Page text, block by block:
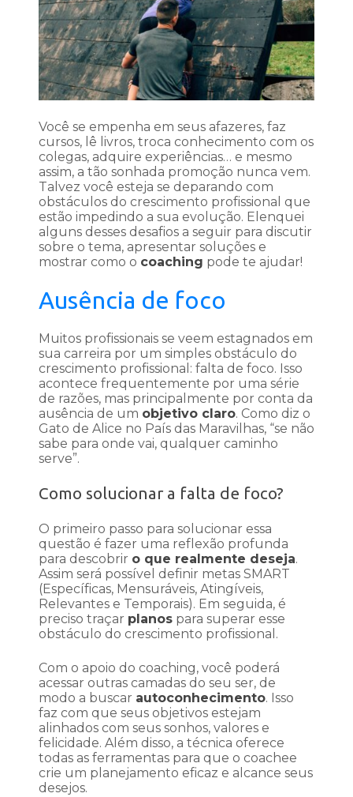
Você se empenha em seus afazeres, faz
cursos, lê livros, troca conhecimento com os
colegas, adquire experiências… e mesmo
assim, a tão sonhada promoção nunca vem.
Talvez você esteja se deparando com
obstáculos do crescimento profissional que
estão impedindo a sua evolução. Elenquei
alguns desses desafios a seguir para discutir
sobre o tema, apresentar soluções e
mostrar como o coaching pode te ajudar!
Ausência de foco
Muitos profissionais se veem estagnados em
sua carreira por um simples obstáculo do
crescimento profissional: falta de foco. Isso
acontece frequentemente por uma série
de razões, mas principalmente por conta da
ausência de um objetivo claro. Como diz o
Gato de Alice no País das Maravilhas, “se não
sabe para onde vai, qualquer caminho
serve”.
Como solucionar a falta de foco?
O primeiro passo para solucionar essa
questão é fazer uma reflexão profunda
para descobrir o que realmente deseja.
Assim será possível definir metas SMART
(Específicas, Mensuráveis, Atingíveis,
Relevantes e Temporais). Em seguida, é
preciso traçar planos para superar esse
obstáculo do crescimento profissional.
Com o apoio do coaching, você poderá
acessar outras camadas do seu ser, de
modo a buscar autoconhecimento. Isso
faz com que seus objetivos estejam
alinhados com seus sonhos, valores e
felicidade. Além disso, a técnica oferece
todas as ferramentas para que o coachee
crie um planejamento eficaz e alcance seus
desejos.